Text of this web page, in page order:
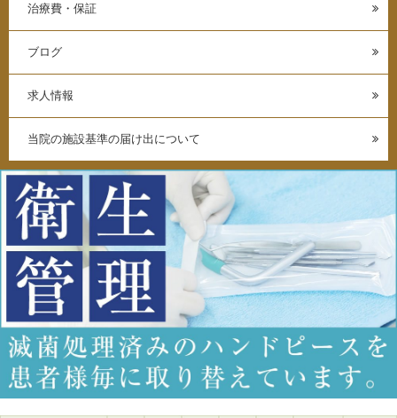
治療費・保証
ブログ
求人情報
当院の施設基準の届け出について